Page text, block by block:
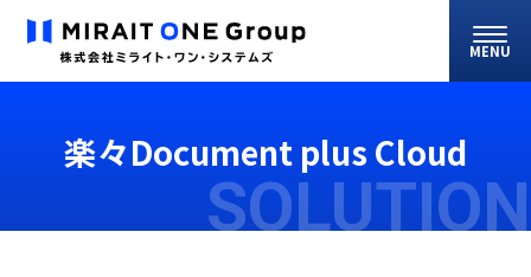
MENU
楽々Document plus Cloud
SOLUTION